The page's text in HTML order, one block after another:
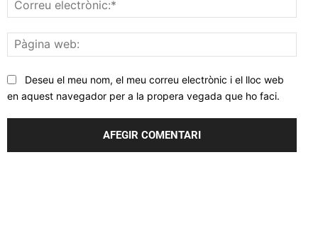
web:
Deseu el meu nom, el meu correu electrònic i el lloc web
en aquest navegador per a la propera vegada que ho faci.